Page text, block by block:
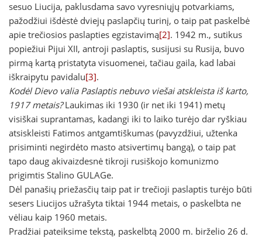
sesuo Liucija, paklusdama savo vyresniųjų potvarkiams,
pažodžiui išdėstė dviejų paslapčių turinį, o taip pat paskelbė
apie trečiosios paslapties egzistavimą[2]. 1942 m., sutikus
popiežiui Pijui XII, antroji paslaptis, susijusi su Rusija, buvo
pirmą kartą pristatyta visuomenei, tačiau gaila, kad labai
iškraipytu pavidalu[3].
Kodėl Dievo valia Paslaptis nebuvo viešai atskleista iš karto,
1917 metais?Laukimas iki 1930 (ir net iki 1941) metų
visiškai suprantamas, kadangi iki to laiko turėjo dar ryškiau
atsiskleisti Fatimos antgamtiškumas (pavyzdžiui, užtenka
prisiminti negirdėto masto atsivertimų bangą), o taip pat
tapo daug akivaizdesnė tikroji rusiškojo komunizmo
prigimtis Stalino GULAGe.
Dėl panašių priežasčių taip pat ir trečioji paslaptis turėjo būti
sesers Liucijos užrašyta tiktai 1944 metais, o paskelbta ne
vėliau kaip 1960 metais.
Pradžiai pateiksime tekstą, paskelbtą 2000 m. birželio 26 d.